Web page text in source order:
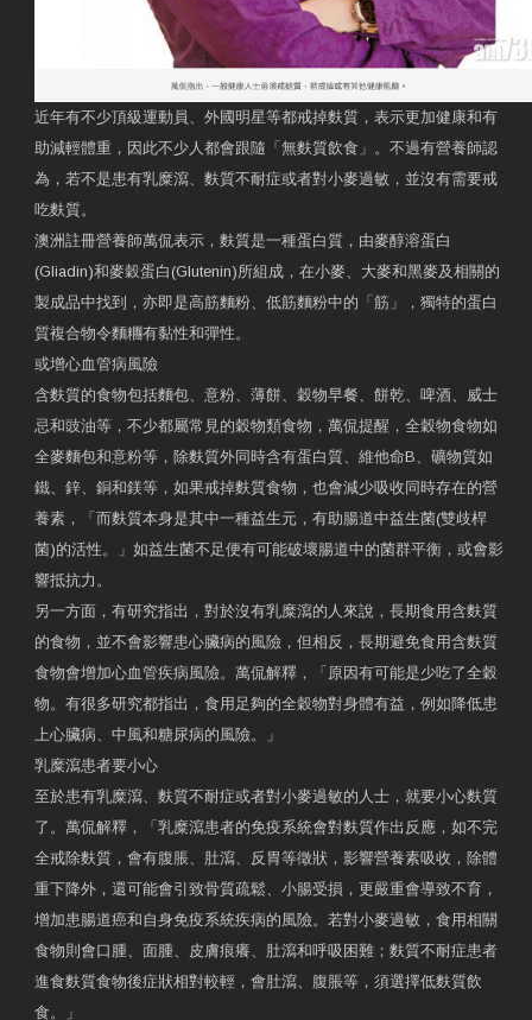
近年有不少頂級運動員、外國明星等都戒掉麩質，表示更加健康和有
助減輕體重，因此不少人都會跟隨「無麩質飲食」。不過有營養師認
為，若不是患有乳糜瀉、麩質不耐症或者對小麥過敏，並沒有需要戒
吃麩質。
澳洲註冊營養師萬侃表示，麩質是一種蛋白質，由麥醇溶蛋白
(Gliadin)和麥穀蛋白(Glutenin)所組成，在小麥、大麥和黑麥及相關的
製成品中找到，亦即是高筋麵粉、低筋麵粉中的「筋」，獨特的蛋白
質複合物令麵糰有黏性和彈性。
或增心血管病風險
含麩質的食物包括麵包、意粉、薄餅、穀物早餐、餅乾、啤酒、威士
忌和豉油等，不少都屬常見的穀物類食物，萬侃提醒，全穀物食物如
全麥麵包和意粉等，除麩質外同時含有蛋白質、維他命B、礦物質如
鐵、鋅、銅和鎂等，如果戒掉麩質食物，也會減少吸收同時存在的營
養素，「而麩質本身是其中一種益生元，有助腸道中益生菌(雙歧桿
菌)的活性。」如益生菌不足便有可能破壞腸道中的菌群平衡，或會影
響抵抗力。
另一方面，有研究指出，對於沒有乳糜瀉的人來說，長期食用含麩質
的食物，並不會影響患心臟病的風險，但相反，長期避免食用含麩質
食物會增加心血管疾病風險。萬侃解釋，「原因有可能是少吃了全穀
物。有很多研究都指出，食用足夠的全穀物對身體有益，例如降低患
上心臟病、中風和糖尿病的風險。」
乳糜瀉患者要小心
至於患有乳糜瀉、麩質不耐症或者對小麥過敏的人士，就要小心麩質
了。萬侃解釋，「乳糜瀉患者的免疫系統會對麩質作出反應，如不完
全戒除麩質，會有腹脹、肚瀉、反胃等徵狀，影響營養素吸收，除體
重下降外，還可能會引致骨質疏鬆、小腸受損，更嚴重會導致不育，
增加患腸道癌和自身免疫系統疾病的風險。若對小麥過敏，食用相關
食物則會口腫、面腫、皮膚痕癢、肚瀉和呼吸困難；麩質不耐症患者
進食麩質食物後症狀相對較輕，會肚瀉、腹脹等，須選擇低麩質飲
食。」